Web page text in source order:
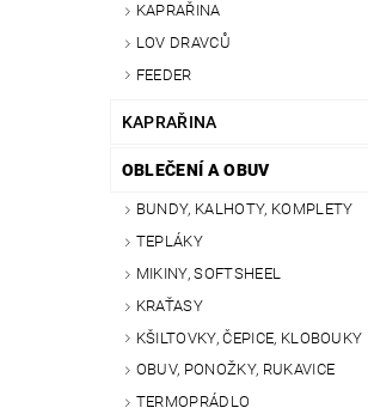
KAPRAŘINA
LOV DRAVCŮ
FEEDER
KAPRAŘINA
OBLEČENÍ A OBUV
BUNDY, KALHOTY, KOMPLETY
TEPLÁKY
MIKINY, SOFTSHEEL
KRAŤASY
KŠILTOVKY, ČEPICE, KLOBOUKY
OBUV, PONOŽKY, RUKAVICE
TERMOPRÁDLO